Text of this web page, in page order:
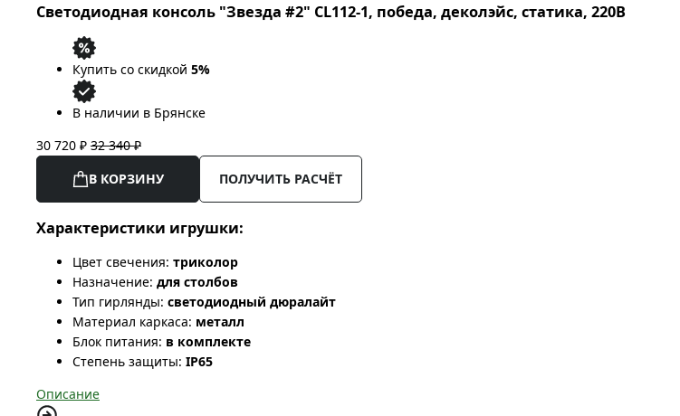
Светодиодная консоль "Звезда #2" CL112-1, победа, деколэйс, статика, 220В
Купить со скидкой 5%
В наличии в Брянске
30 720 ₽ 32 340 ₽
В КОРЗИНУ
ПОЛУЧИТЬ РАСЧЁТ
Характеристики игрушки:
Цвет свечения: триколор
Назначение: для столбов
Тип гирлянды: светодиодный дюралайт
Материал каркаса: металл
Блок питания: в комплекте
Степень защиты: IP65
Описание